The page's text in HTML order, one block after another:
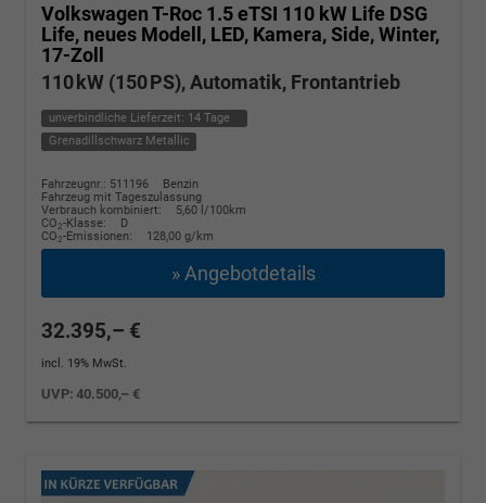
Volkswagen T-Roc 1.5 eTSI 110 kW Life DSG
Life, neues Modell, LED, Kamera, Side, Winter,
17-Zoll
110 kW (150 PS), Automatik, Frontantrieb
unverbindliche Lieferzeit: 14 Tage
Grenadillschwarz Metallic
Fahrzeugnr.: 511196
Benzin
Fahrzeug mit Tageszulassung
Verbrauch kombiniert:
5,60 l/100km
CO2-Klasse:
D
CO2-Emissionen: 128,00 g/km
» Angebotdetails
32.395,– €
incl. 19% MwSt.
UVP:40.500,– €